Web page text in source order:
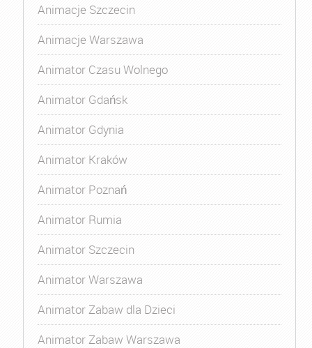
Animacje Szczecin
Animacje Warszawa
Animator Czasu Wolnego
Animator Gdańsk
Animator Gdynia
Animator Kraków
Animator Poznań
Animator Rumia
Animator Szczecin
Animator Warszawa
Animator Zabaw dla Dzieci
Animator Zabaw Warszawa